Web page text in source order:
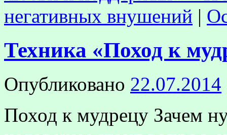
негативных внушений |
Техника «Поход к
Опубликовано 22.07.2014
Поход к мудрецу Зачем